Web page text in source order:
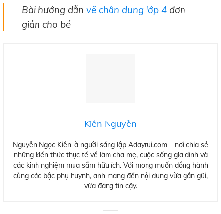
Bài hướng dẫn vẽ chân dung lớp 4đơn
giản cho bé
Kiên Nguyễn
Nguyễn Ngọc Kiên là người sáng lập Adayrui.com – nơi chia sẻ
những kiến thức thực tế về làm cha mẹ, cuộc sống gia đình và
các kinh nghiệm mua sắm hữu ích. Với mong muốn đồng hành
cùng các bậc phụ huynh, anh mang đến nội dung vừa gần gũi,
vừa đáng tin cậy.